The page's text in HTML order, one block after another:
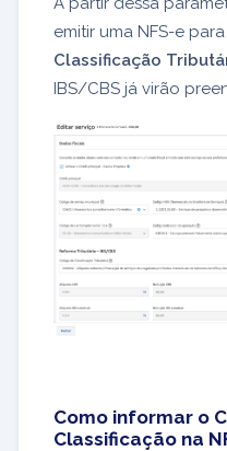
emitir uma NFS-e
Classificação
IBS/CBS já virão
Como informar o
Classificação na